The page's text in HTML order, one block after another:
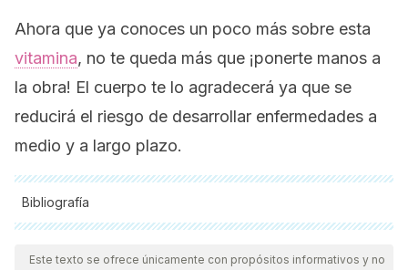
Ahora que ya conoces un poco más sobre esta
vitamina, no te queda más que ¡ponerte manos a
la obra! El cuerpo te lo agradecerá ya que se
reducirá el riesgo de desarrollar enfermedades a
medio y a largo plazo.
Bibliografía
Todas las fuentes citadas fueron revisadas a profundidad por
nuestro equipo, para asegurar su calidad, confiabilidad,
Este texto se ofrece únicamente con propósitos informativos y no